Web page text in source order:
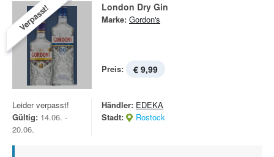
Verpasst! London Dry Gin
Marke: Gordon's
Preis: € 9,99
Leider verpasst!
Gültig: 14.06. -
20.06.
Händler: EDEKA
Stadt:
Rostock